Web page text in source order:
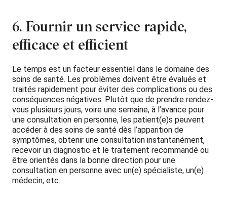
6. Fournir un service rapide,
efficace et efficient
Le temps est un facteur essentiel dans le domaine des
soins de santé. Les problèmes doivent être évalués et
traités rapidement pour éviter des complications ou des
conséquences négatives. Plutôt que de prendre rendez-
vous plusieurs jours, voire une semaine, à l’avance pour
une consultation en personne, les patient(e)s peuvent
accéder à des soins de santé dès l’apparition de
symptômes, obtenir une consultation instantanément,
recevoir un diagnostic et le traitement recommandé ou
être orientés dans la bonne direction pour une
consultation en personne avec un(e) spécialiste, un(e)
médecin, etc.